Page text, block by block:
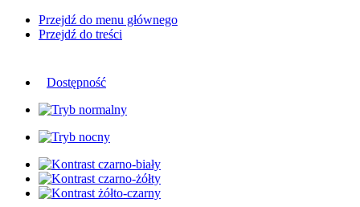
Przejdź do menu głównego
Przejdź do treści
Dostępność